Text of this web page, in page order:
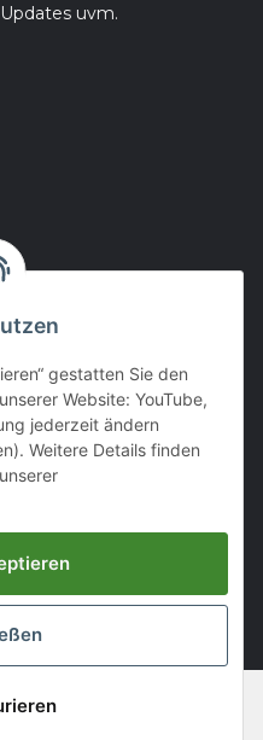
uvm.
gestatten Sie den
Website: YouTube,
jederzeit ändern
Weitere Details finden